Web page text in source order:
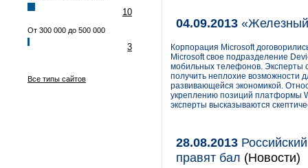
10
От 300 000 до 500 000
3
Все типы сайтов
04.09.2013
Корпорация Microsoft
Microsoft свое подразделение
мобильных телефонов. Эксперты
получить неплохие возможности
развивающейся экономикой.
укреплению позиций платформы
эксперты высказываются
28.08.2013
правят бал (Новости)